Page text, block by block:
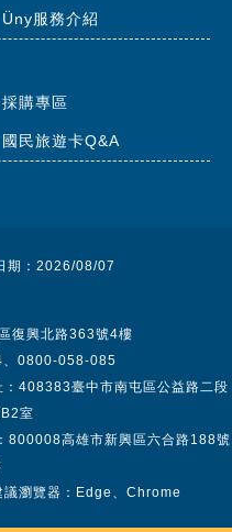
Üny服務介紹
採購專區
國民旅遊卡Q&A
期：2026/08/07
復興北路363號4樓
0800-058-085
408383臺中市南屯區公益路二段
室
800008高雄市新興區六合路188號
瀏覽器：Edge、Chrome